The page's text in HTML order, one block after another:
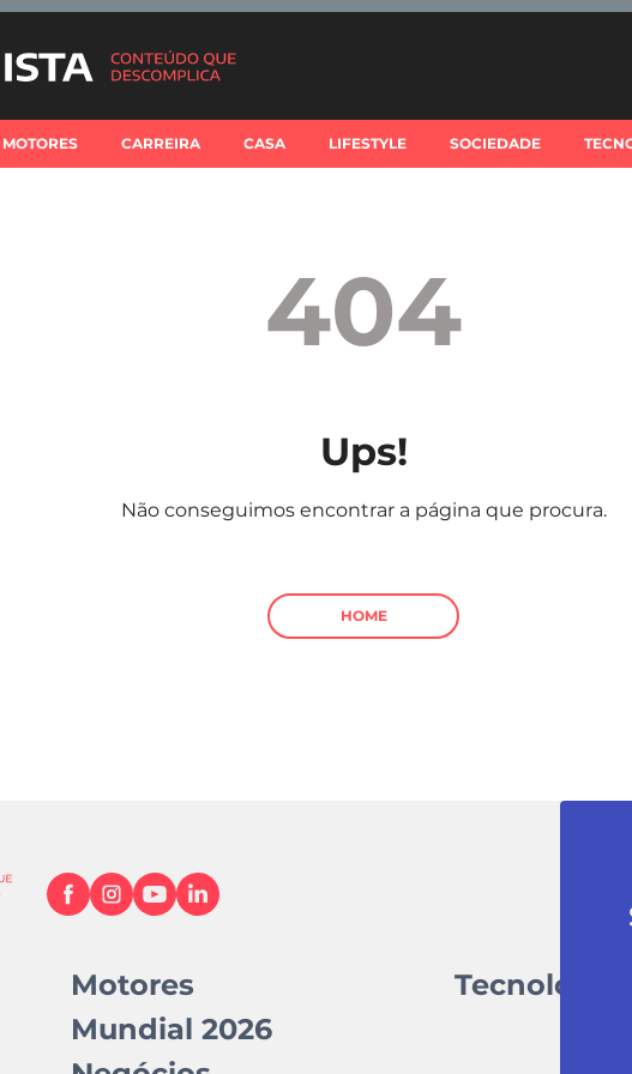
MOTORES CARREIRA CASA LIFESTYLE SOCIEDADE
404
Ups!
Não conseguimos encontrar a página que procura.
HOME
Motores
Mundial 2026
Tecnologia